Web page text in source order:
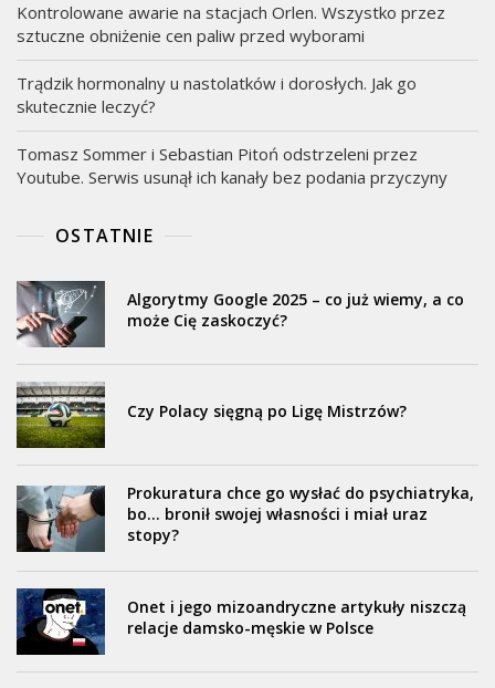
Kontrolowane awarie na stacjach Orlen. Wszystko przez
sztuczne obniżenie cen paliw przed wyborami
Trądzik hormonalny u nastolatków i dorosłych. Jak go
skutecznie leczyć?
Tomasz Sommer i Sebastian Pitoń odstrzeleni przez
Youtube. Serwis usunął ich kanały bez podania przyczyny
OSTATNIE
Algorytmy Google 2025 – co już wiemy, a co
może Cię zaskoczyć?
Czy Polacy sięgną po Ligę Mistrzów?
Prokuratura chce go wysłać do psychiatryka,
bo… bronił swojej własności i miał uraz
stopy?
Onet i jego mizoandryczne artykuły niszczą
relacje damsko-męskie w Polsce